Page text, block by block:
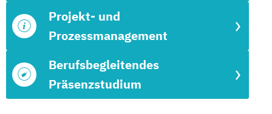
Berufsbegleitendes
Präsenzstudium
Projekt- und
Prozessmanagement